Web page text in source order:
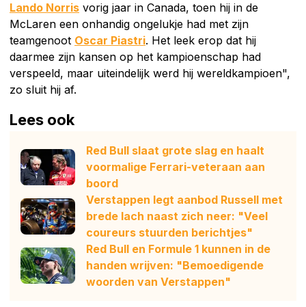
Lando Norris vorig jaar in Canada, toen hij in de
McLaren een onhandig ongelukje had met zijn
teamgenoot Oscar Piastri. Het leek erop dat hij
daarmee zijn kansen op het kampioenschap had
verspeeld, maar uiteindelijk werd hij wereldkampioen",
zo sluit hij af.
Lees ook
Red Bull slaat grote slag en haalt
voormalige Ferrari-veteraan aan
boord
Verstappen legt aanbod Russell met
brede lach naast zich neer: "Veel
coureurs stuurden berichtjes"
Red Bull en Formule 1 kunnen in de
handen wrijven: "Bemoedigende
woorden van Verstappen"